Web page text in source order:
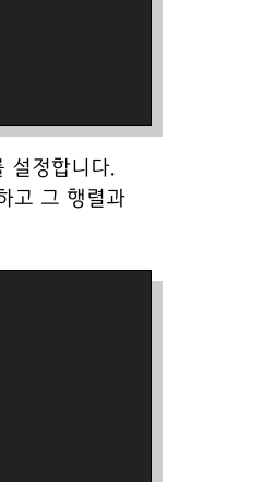
정합니다.
고 그 행렬과